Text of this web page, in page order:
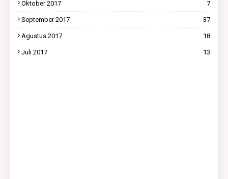
Oktober 2017 7
September 2017 37
Agustus 2017 18
Juli 2017 13